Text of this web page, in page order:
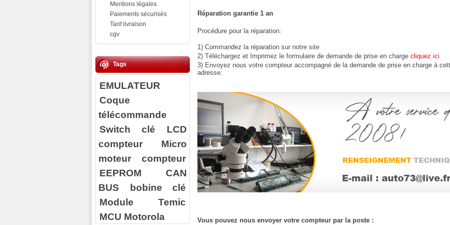
Mentions légales
Paiements sécurisés
Tarif livraison
cgv
Tags
EMULATEUR
Coque
télécommande
Switch clé
LCD
compteur
Micro
moteur compteur
EEPROM
CAN
BUS
bobine clé
Module Temic
MCU Motorola
Réparation garantie 1 an
Procédure pour la réparation:
1) Commandez la réparation sur notre site
2) Téléchargez et Imprimez le formulaire de demande de prise en charge cliquez ici
3) Envoyez nous votre compteur accompagné de la demande de prise en charge à
adresse:
Vous pouvez nous envoyer votre compteur par la poste :